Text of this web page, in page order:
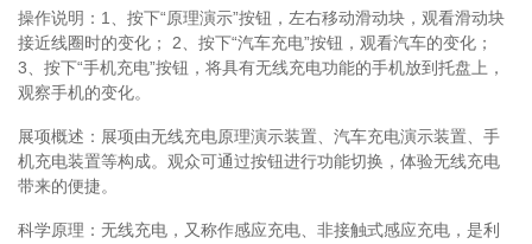
操作说明：1、按下“原理演示”按钮，左右移动滑动块，观看滑动块
接近线圈时的变化； 2、按下“汽车充电”按钮，观看汽车的变化；
3、按下“手机充电”按钮，将具有无线充电功能的手机放到托盘上，
观察手机的变化。
展项概述：展项由无线充电原理演示装置、汽车充电演示装置、手
机充电装置等构成。观众可通过按钮进行功能切换，体验无线充电
带来的便捷。
科学原理：无线充电，又称作感应充电、非接触式感应充电，是利